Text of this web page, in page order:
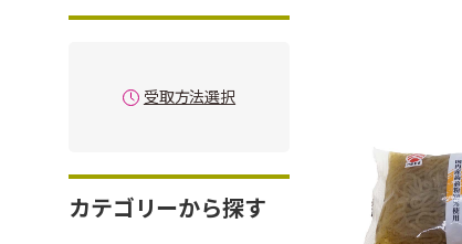
受取方法選択
カテゴリーから探す